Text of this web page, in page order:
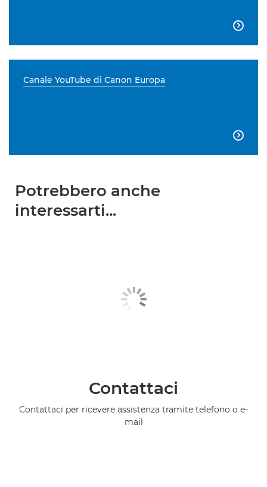

Canale YouTube di Canon Europa

Potrebbero anche
interessarti...
Contattaci
Contattaci per ricevere assistenza tramite telefono o e-
mail